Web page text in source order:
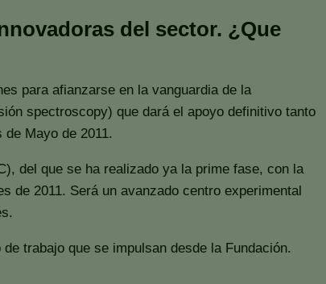
del sector. ¿Que
para afianzarse en la vanguardia de la
spectroscopy) que dará el apoyo definitivo tanto
Mayo de 2011.
del que se ha realizado ya la prime fase, con la
de 2011. Será un avanzado centro experimental
trabajo que se impulsan desde la Fundación.